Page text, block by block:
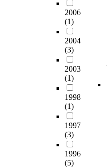
2006
(1)
2004
(3)
2003
(1)
1998
(1)
1997
(3)
1996
(5)